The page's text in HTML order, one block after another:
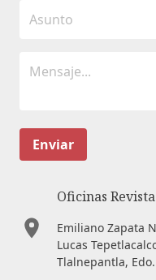
Enviar
Oficinas
Emiliano Zapata
Lucas
Tlalnepantla,